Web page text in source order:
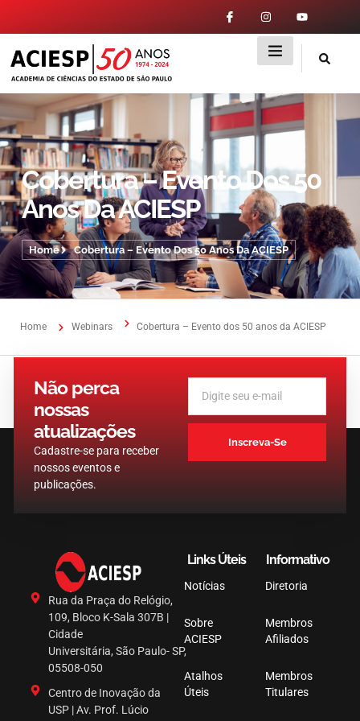
Cobertura – Evento Dos 50
Anos Da ACIESP
Home Cobertura – Evento Dos 50 Anos Da ACIESP
Home Webinars Cobertura – Evento dos 50 anos da ACIESP
Não perca
nossas
atualizações
Cadastre-se para receber
nossos eventos e
publicações.
Inscreva-Se
Rua da Praça do Relógio,
109, Bloco K-Sala 307B |
Cidade
Universitária, São Paulo- SP,
05508-050
Centro de Inovação da
USP | Av. Prof. Lúcio
Links Úteis
Notícias
Sobre
ACIESP
Atalhos
Úteis
Informativo
Diretoria
Membros
Afiliados
Membros
Titulares